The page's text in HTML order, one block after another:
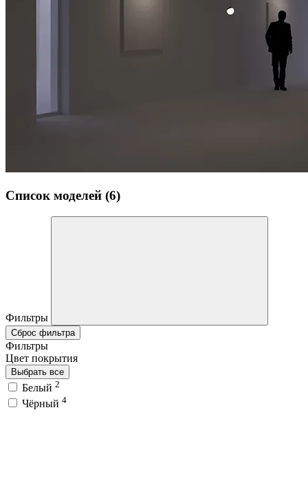
Список моделей (6)
Фильтры
Сброс фильтра
Фильтры
Цвет покрытия
Выбрать все
Белый 2
Чёрный 4